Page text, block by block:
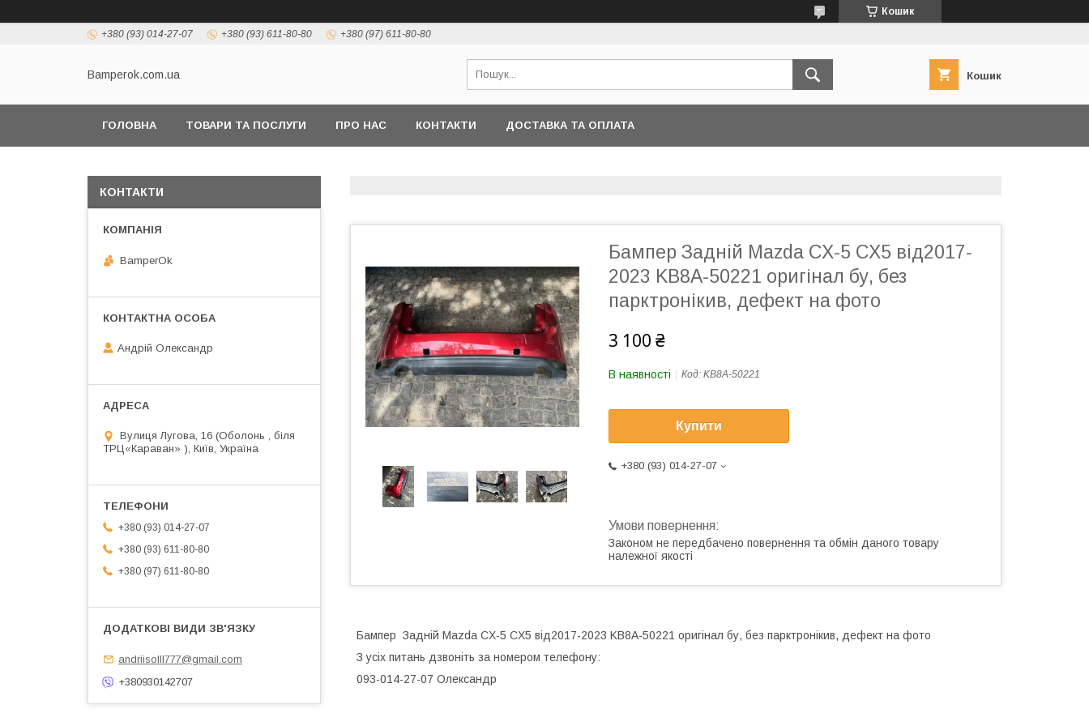
Кошик
+380 (93) 014-27-07 +380 (93) 611-80-80 +380 (97) 611-80-80
Bamperok.com.ua Кошик
ГОЛОВНА ТОВАРИ ТА ПОСЛУГИ ПРО НАС КОНТАКТИ ДОСТАВКА ТА ОПЛАТА
Бампер Задній Mazda CX-5 CX5 від2017-
2023 KB8A-50221 оригінал бу, без
парктронікив, дефект на фото
3 100 ₴
В наявності Код: KB8A-50221
Купити
+380 (93) 014-27-07
Законом не передбачено повернення та обмін даного товару
належної якості
Бампер Задній Mazda CX-5 CX5 від2017-2023 KB8A-50221 оригінал бу, без парктронікив, дефект на фото
З усіх питань дзвоніть за номером телефону:
093-014-27-07 Олександр
КОНТАКТИ
BamperOk
Андрій Олександр
Вулиця Лугова, 16 (Оболонь , біля
ТРЦ«Караван» ), Київ, Україна
+380 (93) 014-27-07
+380 (93) 611-80-80
+380 (97) 611-80-80
andriisolll777@gmail.com
+380930142707